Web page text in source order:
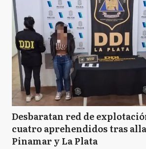
Desbaratan red de
cuatro aprehendidos tras
Pinamar y La Plata